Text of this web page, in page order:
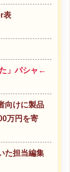
表
」パシャ←
向けに製品
万円を寄
た担当編集